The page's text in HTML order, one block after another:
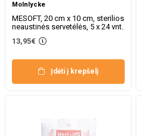
Molnlycke
MESOFT, 20 cm x 10 cm, sterilios
neaustinės servetėlės, 5 x 24 vnt.
13,95€
Įdėti į krepšelį